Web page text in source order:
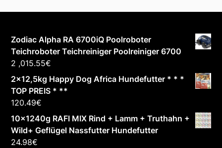
Zodiac Alpha RA 6700iQ Poolroboter
Teichroboter Teichreiniger Poolreiniger 6700
2 ,015.55€
2x12,5kg Happy Dog Africa Hundefutter * * *
TOP PREIS * **
120.49€
10x1240g RAFI MIX Rind + Lamm + Truthahn +
Wild+ Geflügel Nassfutter Hundefutter
24.98€